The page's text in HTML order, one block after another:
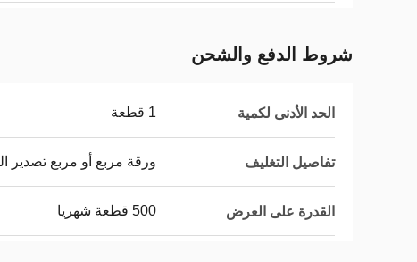
شروط الدفع والشحن
الحد الأدنى لكمية 1 قطعة
تفاصيل التغليف ورقة مربع أو مربع تصدير
القدرة على العرض 500 قطعة شهريا